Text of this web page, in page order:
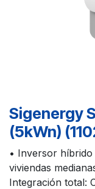
Sigenergy
(5kWn)
• Inversor
viviendas
Integración total: